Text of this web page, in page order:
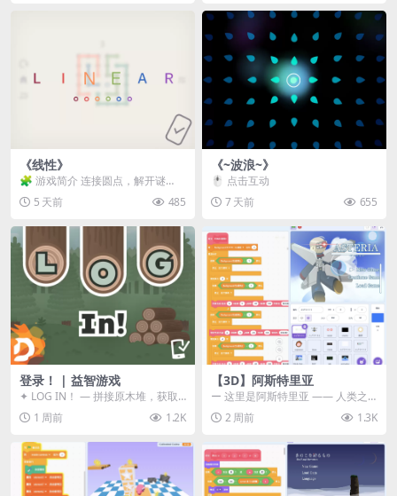
《线性》
🧩 游戏简介 连接圆点，解开谜
题。 ⚠️ 重要提示 所有关卡均可通
关，请确保使用...
5 天前 485
《~波浪~》
🖱️ 点击互动
7 天前
655
登录！ | 益智游戏
✦ LOG IN！ — 拼接原木堆，获取
分数！ ᑕ☲◎ ᑕ☲◎ ᑕ☲◎ ᑕ☲◎ ...
1 周前 1.2K
【3D】阿斯特里亚
ー 这里是阿斯特里亚 —— 人类之
罪与未来希望交汇之地 📖 游戏简
介 《阿斯特里...
2 周前 1.3K